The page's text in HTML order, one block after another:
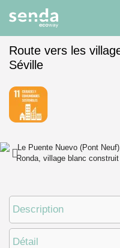
Accueil
Route vers les
Séville
Description
Détail